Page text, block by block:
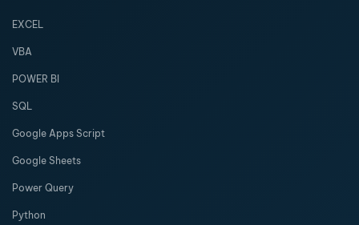
EXCEL
VBA
POWER BI
SQL
Google Apps Script
Google Sheets
Power Query
Python